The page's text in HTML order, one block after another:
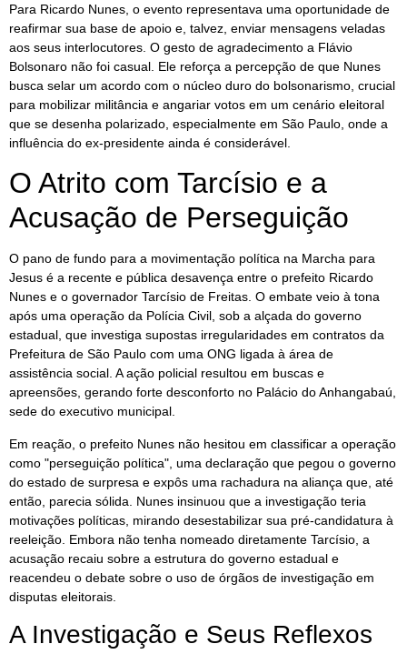
Para Ricardo Nunes, o evento representava uma oportunidade de
reafirmar sua base de apoio e, talvez, enviar mensagens veladas
aos seus interlocutores. O gesto de agradecimento a Flávio
Bolsonaro não foi casual. Ele reforça a percepção de que Nunes
busca selar um acordo com o núcleo duro do bolsonarismo, crucial
para mobilizar militância e angariar votos em um cenário eleitoral
que se desenha polarizado, especialmente em São Paulo, onde a
influência do ex-presidente ainda é considerável.
O Atrito com Tarcísio e a
Acusação de Perseguição
O pano de fundo para a movimentação política na Marcha para
Jesus é a recente e pública desavença entre o prefeito Ricardo
Nunes e o governador Tarcísio de Freitas. O embate veio à tona
após uma operação da Polícia Civil, sob a alçada do governo
estadual, que investiga supostas irregularidades em contratos da
Prefeitura de São Paulo com uma ONG ligada à área de
assistência social. A ação policial resultou em buscas e
apreensões, gerando forte desconforto no Palácio do Anhangabaú,
sede do executivo municipal.
Em reação, o prefeito Nunes não hesitou em classificar a operação
como "perseguição política", uma declaração que pegou o governo
do estado de surpresa e expôs uma rachadura na aliança que, até
então, parecia sólida. Nunes insinuou que a investigação teria
motivações políticas, mirando desestabilizar sua pré-candidatura à
reeleição. Embora não tenha nomeado diretamente Tarcísio, a
acusação recaiu sobre a estrutura do governo estadual e
reacendeu o debate sobre o uso de órgãos de investigação em
disputas eleitorais.
A Investigação e Seus Reflexos